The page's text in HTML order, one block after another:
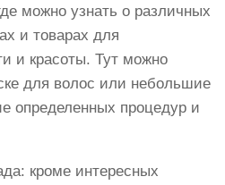
можно узнать о различных
и товарах для
и красоты. Тут можно
для волос или небольшие
определенных процедур и
кроме интересных